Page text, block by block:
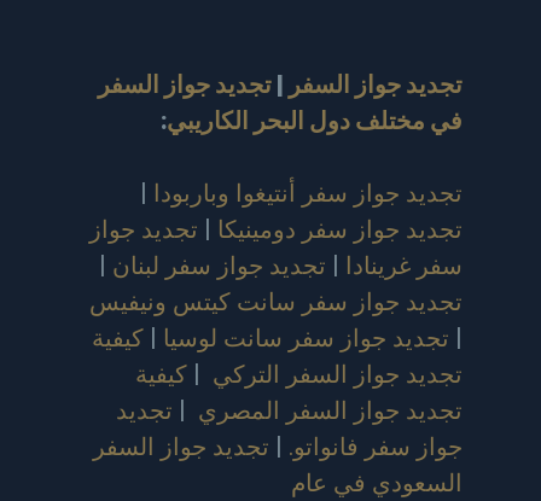
تجديد جواز السفر |تجديد جواز السفر
في مختلف دول البحر الكاريبي:
تجديد جواز سفر أنتيغوا وباربودا |
تجديد جواز سفر دومينيكا | تجديد جواز
سفر غرينادا | تجديد جواز سفر لبنان |
تجديد جواز سفر سانت كيتس ونيفيس
| تجديد جواز سفر سانت لوسيا | كيفية
تجديد جواز السفر التركي | كيفية
تجديد جواز السفر المصري | تجديد
جواز سفر فانواتو. | تجديد جواز السفر
السعودي في عام